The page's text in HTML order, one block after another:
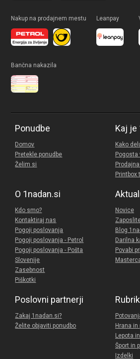
Nakup na prodajnem mestu Leanpay
Bančna nakazila
Ponudbe
Domov
Pretekle ponudbe
Želim si
Kaj je
Kako
Pogosta
Printbox
O 1nadan.si
Kdo smo?
Kontaktiraj nas
Pogoji poslovanja
Pogoji poslovanja - Petrol
Pogoji poslovanja - Pošta
Slovenije
Zasebnost
Piškotki
Novice
Blog
Darilna
Povabi
Poslovni partnerji
Zakaj 1nadan.si?
Želite objaviti ponudbo
Hrana in
Lepota
Šport in
Izdelki